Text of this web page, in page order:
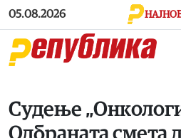
Skip to main content
05.08.2026
Судење